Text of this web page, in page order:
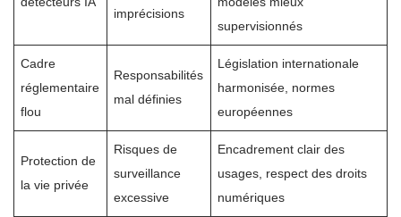
imprécisions
supervisionnés
Cadre
réglementaire
flou
Responsabilités
mal définies
Législation internationale
harmonisée, normes
européennes
Protection de
la vie privée
Risques de
surveillance
excessive
Encadrement clair des
usages, respect des droits
numériques